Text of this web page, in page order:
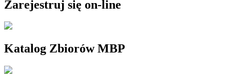
Zarejestruj się on-line
Katalog Zbiorów MBP